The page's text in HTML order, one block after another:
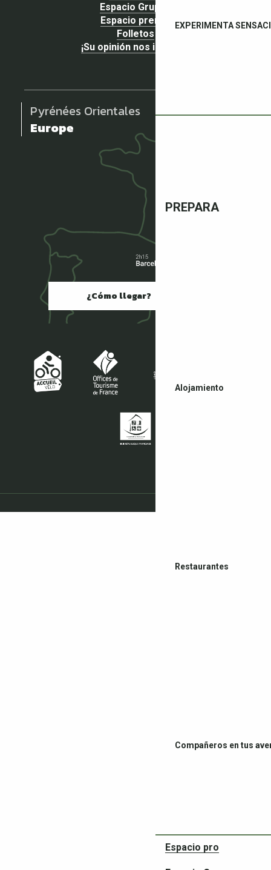
EXPERIMENTA
PREPARA
Alojamiento
Restaurantes
Compañeros en tus
Espacio pro
Espacio Grupos
Espacio prensa
Folletos
¡Su opinión nos importa!
Pyrénées Orientales
Europe
¿Cómo llegar?